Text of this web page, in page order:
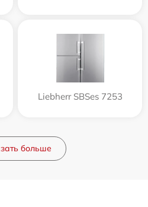
Liebherr SBSes 7253
больше